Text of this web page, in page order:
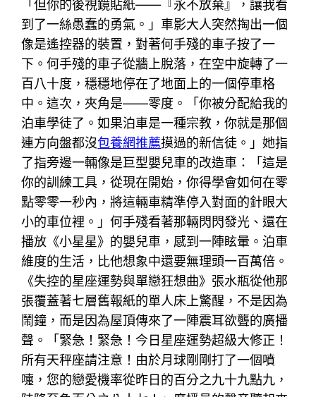
「但你的後視鏡貼紙——『永不放棄』，讓我看
到了一絲愚蠢的勇氣。」車影大人突然掏出一個
像是遙控器的裝置，對著何手殘的車子按了一
下。何手殘的車子從牆上脫落，在空中旋轉了一
百八十度，穩穩地停在了地面上的一個停車格
中。這次，夾角是——零度。「你被分配給我的
泊車學徒了。如果泊車是一種宗教，你就是那個
連方向盤都沒包養網推薦摸過的新信徒。」她指
了指旁邊一輛像是巨型嬰兒車的改造車：「這是
你的訓練工具，從現在開始，你得學會如何在零
點零零一秒內，將這輛車精準停入對面的針眼大
小的車位裡。」何手殘看著那輛閃閃發光、還在
播放《小星星》的嬰兒車，感到一陣眩暈。泊車
維度的生活，比他想象中還要無理頭一百萬倍。
《失控的星座運勢與單戀狂想曲》張水瓶從他那
張覆蓋著七層舊報紙的單人床上驚醒，不是因為
鬧鐘，而是因為屋頂傳來了一陣震耳欲聾的廣播
聲。「緊急！緊急！今日星座運勢超級大修正！
所有天秤座請注意！由於月球剛剛打了一個噴
嚏，您的戀愛機率從昨日的百分之九十九點九，